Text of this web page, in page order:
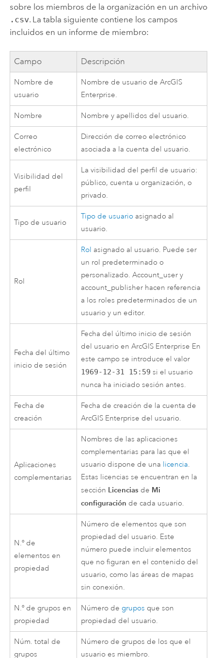
sobre los miembros de la organización en un archivo
.csv. La tabla siguiente contiene los campos
incluidos en un informe de miembro:
Campo Descripción
Nombre de
usuario
Nombre de usuario deArcGIS
Enterprise.
Nombre Nombre y apellidos del usuario.
Correo
electrónico
Dirección de correo electrónico
asociada a la cuenta del usuario.
Visibilidad del
perfil
La visibilidad del perfil de usuario:
público, cuenta u organización, o
privado.
Tipo de usuario
Tipo de usuario asignado al
usuario.
Rol
Rol asignado al usuario. Puede ser
un rol predeterminado o
personalizado. Account_user y
account_publisher hacen referencia
a los roles predeterminados de un
usuario y un editor.
Fecha del último
inicio de sesión
Fecha del último inicio de sesión
del usuario enArcGIS Enterprise En
este campo se introduce el valor
1969-12-31 15:59 si el usuario
nunca ha iniciado sesión antes.
Fecha de
creación
Fecha de creación de la cuenta de
ArcGIS Enterprise del usuario.
Aplicaciones
complementarias
Nombres de las aplicaciones
complementarias para las que el
usuario dispone de una licencia.
Estas licencias se encuentran en la
sección Licencias de Mi
configuración de cada usuario.
N.º de
elementos en
propiedad
Número de elementos que son
propiedad del usuario. Este
número puede incluir elementos
que no figuran en el contenido del
usuario, como las áreas de mapas
sin conexión.
N.º de grupos en
propiedad
Número de grupos que son
propiedad del usuario.
Núm. total de
grupos
Número de grupos de los que el
usuario es miembro.